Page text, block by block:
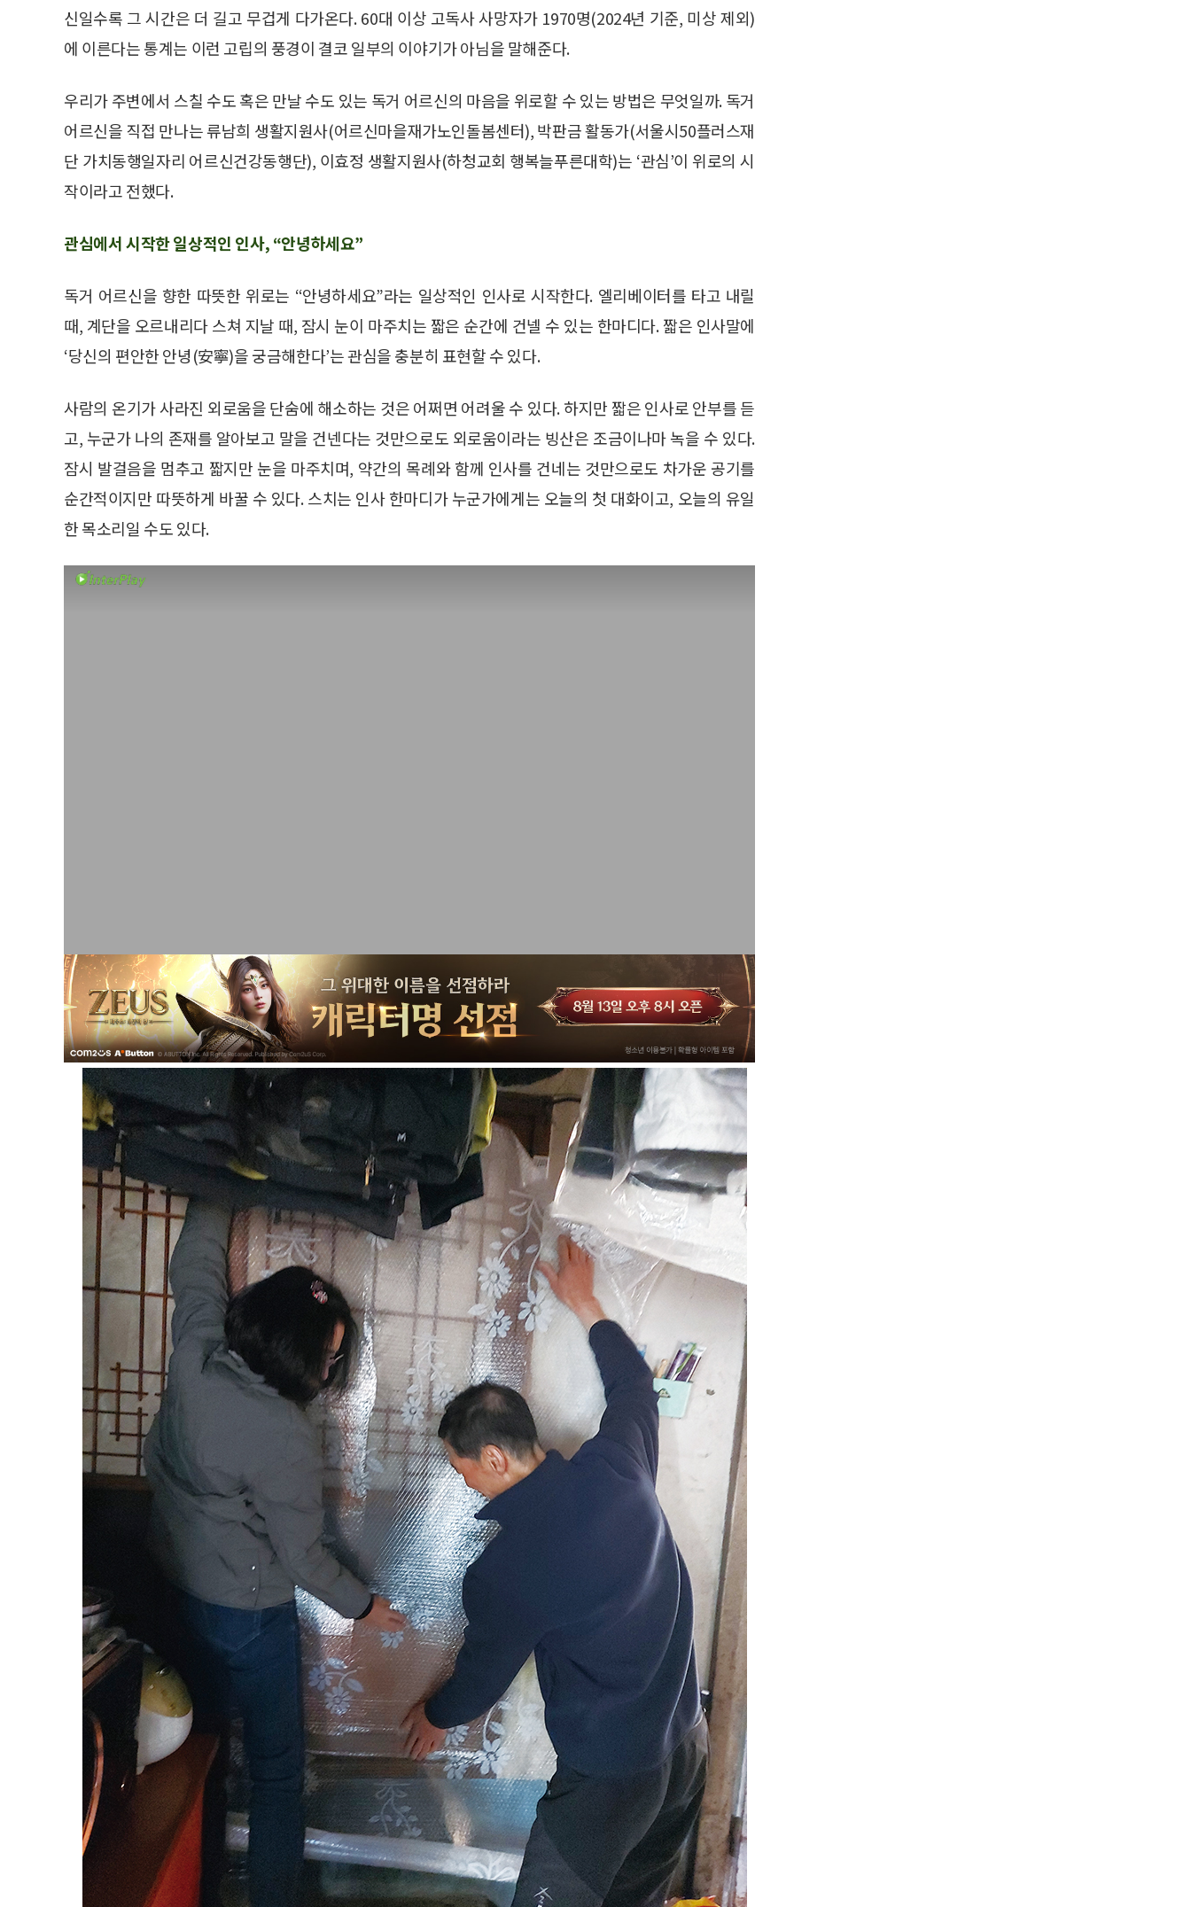
신일수록 그 시간은 더 길고 무겁게 다가온다. 60대 이상 고독사 사망자가 1970명(2024년 기준, 미상 제외)
에 이른다는 통계는 이런 고립의 풍경이 결코 일부의 이야기가 아님을 말해준다.
우리가 주변에서 스칠 수도 혹은 만날 수도 있는 독거 어르신의 마음을 위로할 수 있는 방법은 무엇일까. 독거
어르신을 직접 만나는 류남희 생활지원사(어르신마을재가노인돌봄센터), 박판금 활동가(서울시50플러스재
단 가치동행일자리 어르신건강동행단), 이효정 생활지원사(하청교회 행복늘푸른대학)는 ‘관심’이 위로의 시
작이라고 전했다.
관심에서 시작한 일상적인 인사, “안녕하세요”
독거 어르신을 향한 따뜻한 위로는 “안녕하세요”라는 일상적인 인사로 시작한다. 엘리베이터를 타고 내릴
때, 계단을 오르내리다 스쳐 지날 때, 잠시 눈이 마주치는 짧은 순간에 건넬 수 있는 한마디다. 짧은 인사말에
‘당신의 편안한 안녕(安寧)을 궁금해한다’는 관심을 충분히 표현할 수 있다.
사람의 온기가 사라진 외로움을 단숨에 해소하는 것은 어쩌면 어려울 수 있다. 하지만 짧은 인사로 안부를 듣
고, 누군가 나의 존재를 알아보고 말을 건넨다는 것만으로도 외로움이라는 빙산은 조금이나마 녹을 수 있다.
잠시 발걸음을 멈추고 짧지만 눈을 마주치며, 약간의 목례와 함께 인사를 건네는 것만으로도 차가운 공기를
순간적이지만 따뜻하게 바꿀 수 있다. 스치는 인사 한마디가 누군가에게는 오늘의 첫 대화이고, 오늘의 유일
한 목소리일 수도 있다.